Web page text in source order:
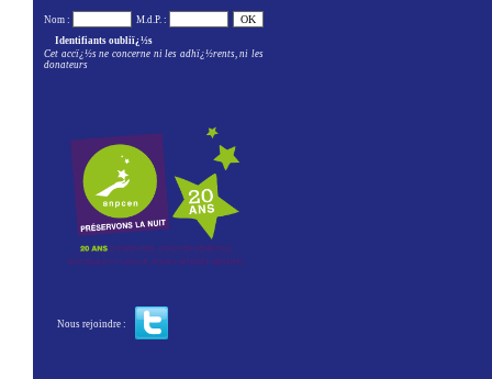
Nom :
M.d.P. :
Identifiants oubliï¿½s
Cet accï¿½s ne concerne ni les adhï¿½rents, ni les
donateurs
Nous rejoindre :